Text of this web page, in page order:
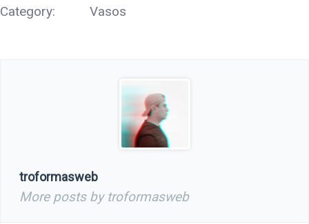
Category: Vasos
troformasweb
More posts by troformasweb